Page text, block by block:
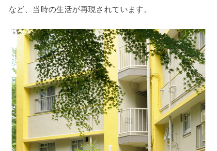
など、当時の生活が再現されています。